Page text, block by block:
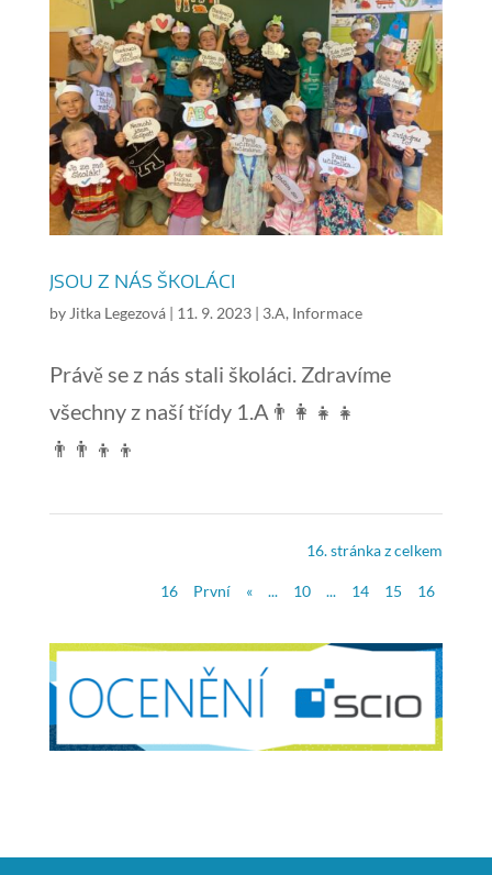
JSOU Z NÁS ŠKOLÁCI
by Jitka Legezová| 11. 9. 2023| 3.A, Informace
Právě se z nás stali školáci. Zdravíme
všechny z naší třídy 1.A👨‍👩‍👧‍👧
👨‍👨‍👦‍👦
16. stránka z celkem
16 První « ... 10 ... 14 15 16